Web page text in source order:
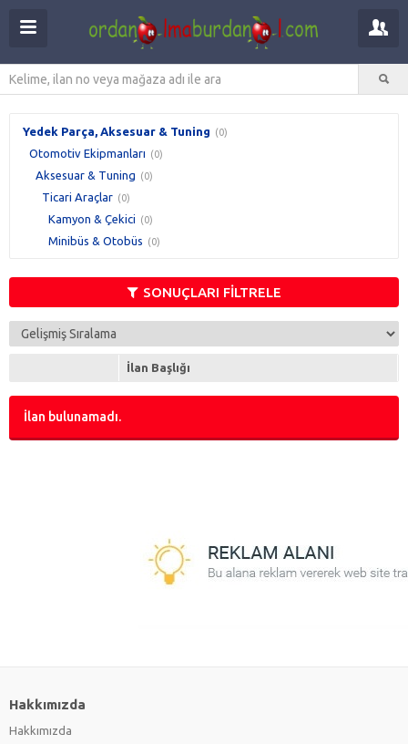
Yedek Parça, Aksesuar & Tuning (0)
Otomotiv Ekipmanları (0)
Aksesuar & Tuning (0)
Ticari Araçlar (0)
Kamyon & Çekici (0)
Minibüs & Otobüs (0)
SONUÇLARI FİLTRELE
İlan Başlığı
İlan bulunamadı.
Hakkımızda
Hakkımızda